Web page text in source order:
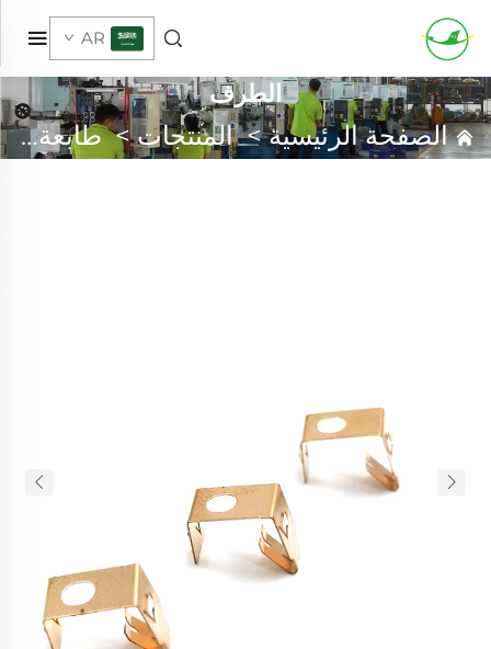
AR
الطرف
الصفحة الرئيسية>المنتجات>طابعة معدنية